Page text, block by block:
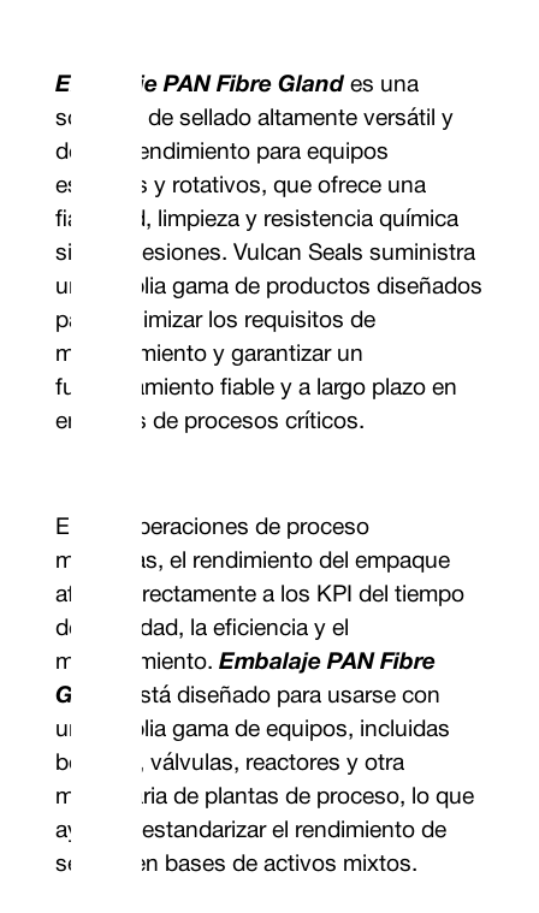
Embalaje PAN Fibre Glandes una
solución de sellado altamente versátil y
de alto rendimiento para equipos
estáticos y rotativos, que ofrece una
fiabilidad, limpieza y resistencia química
sin concesiones. Vulcan Seals suministra
una amplia gama de productos diseñados
para minimizar los requisitos de
mantenimiento y garantizar un
funcionamiento fiable y a largo plazo en
entornos de procesos críticos.
En las operaciones de proceso
modernas, el rendimiento del empaque
afecta directamente a los KPI del tiempo
de actividad, la eficiencia y el
mantenimiento.Embalaje PAN Fibre
Gland
está diseñado para usarse con
una amplia gama de equipos, incluidas
bombas, válvulas, reactores y otra
maquinaria de plantas de proceso, lo que
ayuda a estandarizar el rendimiento de
sellado en bases de activos mixtos.